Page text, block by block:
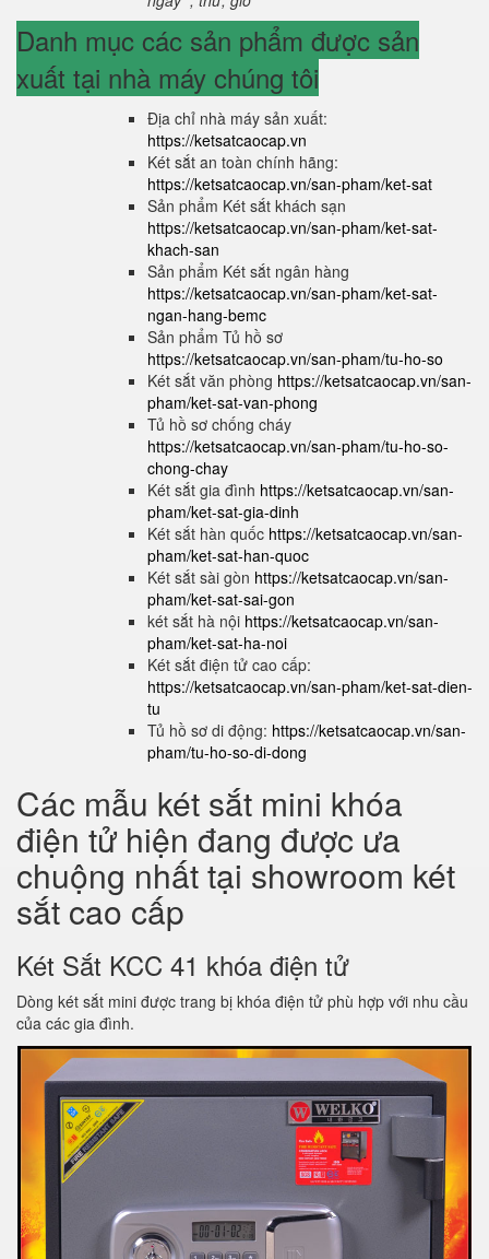
Danh mục các sản phẩm được sản
xuất tại nhà máy chúng tôi
Địa chỉ nhà máy sản xuất:
https://ketsatcaocap.vn
Két sắt an toàn chính hãng:
https://ketsatcaocap.vn/san-pham/ket-sat
Sản phẩm Két sắt khách sạn
https://ketsatcaocap.vn/san-pham/ket-sat-
khach-san
Sản phẩm Két sắt ngân hàng
https://ketsatcaocap.vn/san-pham/ket-sat-
ngan-hang-bemc
Sản phẩm Tủ hồ sơ
https://ketsatcaocap.vn/san-pham/tu-ho-so
Két sắt văn phòng https://ketsatcaocap.vn/san-
pham/ket-sat-van-phong
Tủ hồ sơ chống cháy
https://ketsatcaocap.vn/san-pham/tu-ho-so-
chong-chay
Két sắt gia đình https://ketsatcaocap.vn/san-
pham/ket-sat-gia-dinh
Két sắt hàn quốc https://ketsatcaocap.vn/san-
pham/ket-sat-han-quoc
Két sắt sài gòn https://ketsatcaocap.vn/san-
pham/ket-sat-sai-gon
két sắt hà nội https://ketsatcaocap.vn/san-
pham/ket-sat-ha-noi
Két sắt điện tử cao cấp:
https://ketsatcaocap.vn/san-pham/ket-sat-dien-
tu
Tủ hồ sơ di động: https://ketsatcaocap.vn/san-
pham/tu-ho-so-di-dong
Các mẫu két sắt mini khóa
điện tử hiện đang được ưa
chuộng nhất tại showroom két
sắt cao cấp
Két Sắt KCC 41 khóa điện tử
Dòng két sắt mini được trang bị khóa điện tử phù hợp với nhu cầu
của các gia đình.